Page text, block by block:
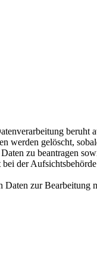
gelöscht,
zu beantragen
der
zur Bearbeitung